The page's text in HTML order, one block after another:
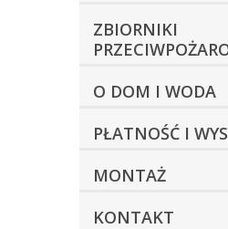
ZBIORNIKI
O DOM I WODA
PŁATNOŚĆ I
MONTAŻ
KONTAKT